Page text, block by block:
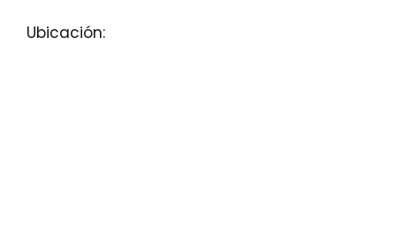
Ubicación: